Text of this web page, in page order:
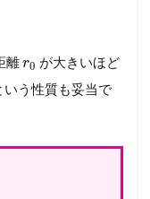
離r0 が大きいほど
いう性質も妥当で